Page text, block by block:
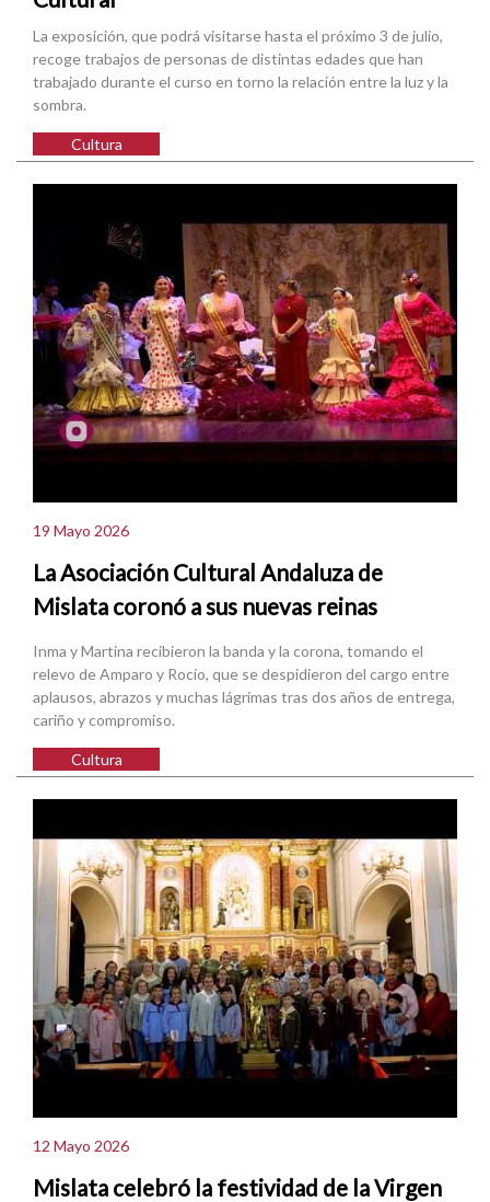
La exposición, que podrá visitarse hasta el próximo 3 de julio,
recoge trabajos de personas de distintas edades que han
trabajado durante el curso en torno la relación entre la luz y la
sombra.
Cultura
19 Mayo 2026
La Asociación Cultural Andaluza de
Mislata coronó a sus nuevas reinas
Inma y Martina recibieron la banda y la corona, tomando el
relevo de Amparo y Rocío, que se despidieron del cargo entre
aplausos, abrazos y muchas lágrimas tras dos años de entrega,
cariño y compromiso.
Cultura
12 Mayo 2026
Mislata celebró la festividad de la Virgen